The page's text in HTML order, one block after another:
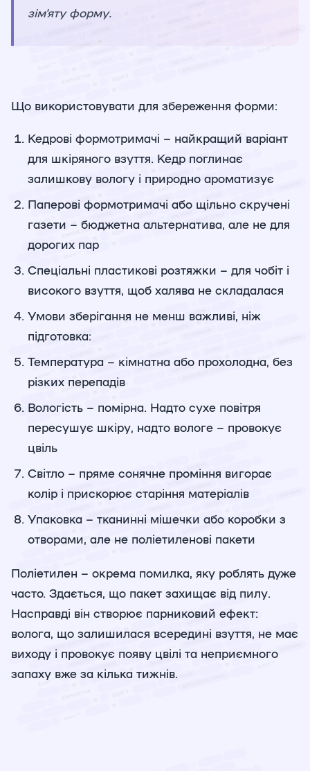
зім'яту форму.
Що використовувати для збереження форми:
Кедрові формотримачі – найкращий варіант
для шкіряного взуття. Кедр поглинає
залишкову вологу і природно ароматизує
Паперові формотримачі або щільно скручені
газети – бюджетна альтернатива, але не для
дорогих пар
Спеціальні пластикові розтяжки – для чобіт і
високого взуття, щоб халява не складалася
Умови зберігання не менш важливі, ніж
підготовка:
Температура – кімнатна або прохолодна, без
різких перепадів
Вологість – помірна. Надто сухе повітря
пересушує шкіру, надто вологе – провокує
цвіль
Світло – пряме сонячне проміння вигорає
колір і прискорює старіння матеріалів
Упаковка – тканинні мішечки або коробки з
отворами, але не поліетиленові пакети
Поліетилен – окрема помилка, яку роблять дуже
часто. Здається, що пакет захищає від пилу.
Насправді він створює парниковий ефект:
волога, що залишилася всередині взуття, не має
виходу і провокує появу цвілі та неприємного
запаху вже за кілька тижнів.